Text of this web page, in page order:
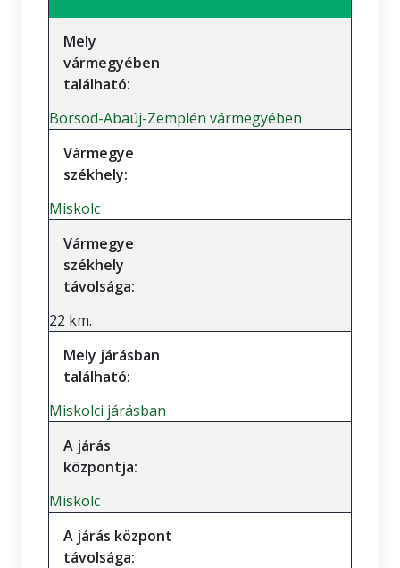
Mely
vármegyében
található:
Borsod-Abaúj-Zemplén vármegyében
Vármegye
székhely:
Miskolc
Vármegye
székhely
távolsága:
22 km.
Mely járásban
található:
Miskolci járásban
A járás
központja:
Miskolc
A járás központ
távolsága: